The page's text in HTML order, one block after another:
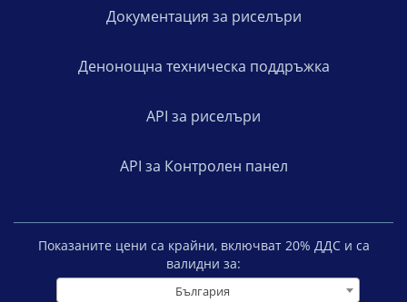
Документация за риселъри
Денонощна техническа поддръжка
API за риселъри
API за Контролен панел
Показаните цени са крайни, включват 20% ДДС и са
валидни за:
България